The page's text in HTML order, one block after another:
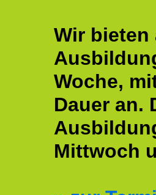
Wir bieten
Woche,
Dauer an.
Mittwoch